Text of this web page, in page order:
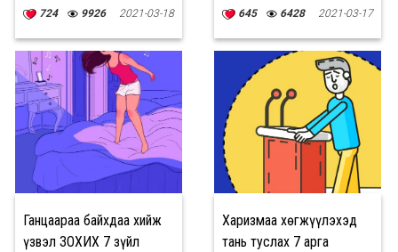
724 9926 2021-03-18 645 6428 2021-03-17
Ганцаараа байхдаа хийж
үзвэл ЗОХИХ 7 зүйл
Харизмаа хөгжүүлэхэд
тань туслах 7 арга